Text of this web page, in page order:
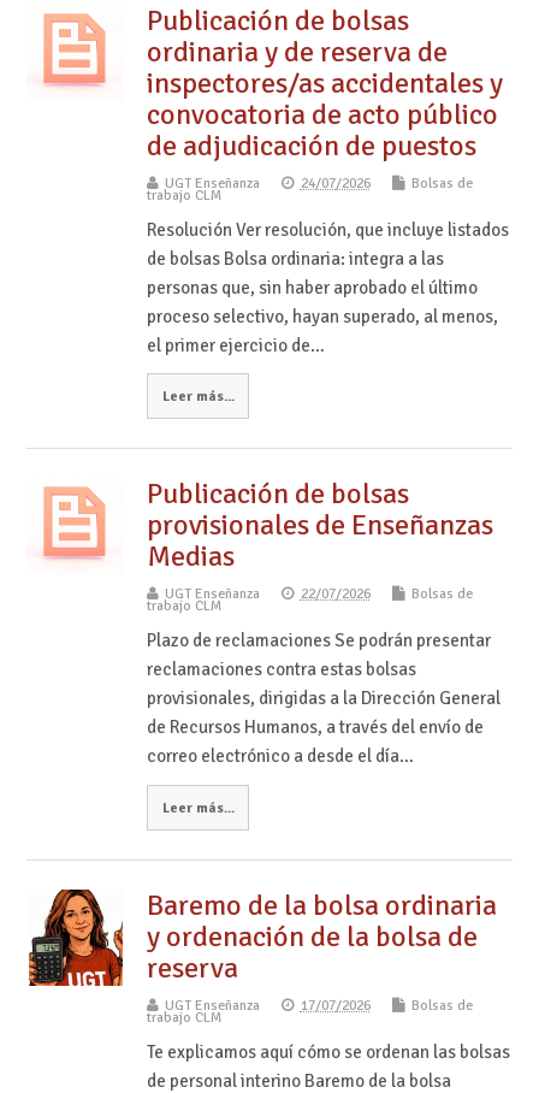
Publicación de bolsas
ordinaria y de reserva de
inspectores/as accidentales y
convocatoria de acto público
de adjudicación de puestos
UGT Enseñanza 24/07/2026 Bolsas de
trabajo CLM
Resolución Ver resolución, que incluye listados
de bolsas Bolsa ordinaria: integra a las
personas que, sin haber aprobado el último
proceso selectivo, hayan superado, al menos,
el primer ejercicio de…
Leer más...
Publicación de bolsas
provisionales de Enseñanzas
Medias
UGT Enseñanza 22/07/2026 Bolsas de
trabajo CLM
Plazo de reclamaciones Se podrán presentar
reclamaciones contra estas bolsas
provisionales, dirigidas a la Dirección General
de Recursos Humanos, a través del envío de
correo electrónico a desde el día…
Leer más...
Baremo de la bolsa ordinaria
y ordenación de la bolsa de
reserva
UGT Enseñanza 17/07/2026 Bolsas de
trabajo CLM
Te explicamos aquí cómo se ordenan las bolsas
de personal interino Baremo de la bolsa